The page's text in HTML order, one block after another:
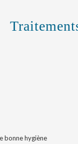
bonne hygiène